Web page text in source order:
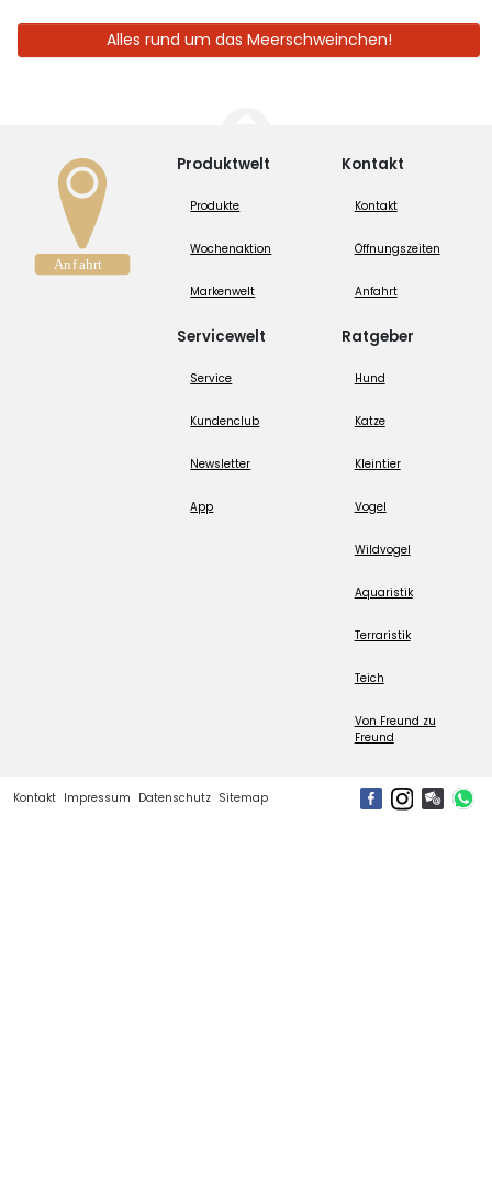
Alles rund um das Meerschweinchen!
Produktwelt
Produkte
Wochenaktion
Markenwelt
Servicewelt
Service
Kundenclub
Newsletter
App
Kontakt
Kontakt
Öffnungszeiten
Anfahrt
Ratgeber
Hund
Katze
Kleintier
Vogel
Wildvogel
Aquaristik
Terraristik
Teich
Von Freund zu
Freund
Kontakt Impressum Datenschutz Sitemap